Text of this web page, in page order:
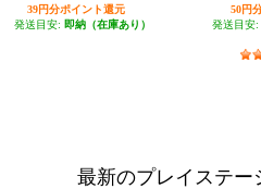
39円分ポイント還元
発送目安: 即納（在庫あり）
50円
発送目安:
最新のプレイステー